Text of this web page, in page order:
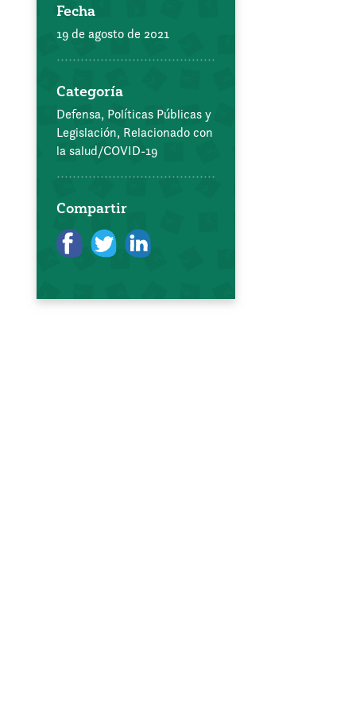
Fecha
19 de agosto de 2021
Categoría
Defensa, Políticas Públicas y
Legislación, Relacionado con
la salud/COVID-19
Compartir